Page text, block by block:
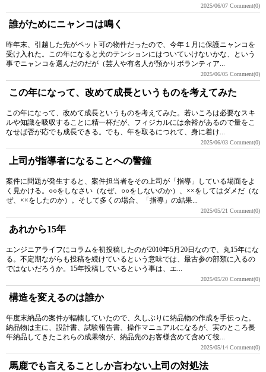
2025/06/07 Comment(0)
誰がためにニャンコは鳴く
昨年末、引越した先がペット可の物件だったので、今年１月に保護ニャンコを
受け入れた。この年になると犬のテンションにはついていけないかな、という
事でニャンコを選んだのだが（芸人や有名人が預かりボランティア...
2025/06/05 Comment(0)
この年になって、改めて成長というものを考えてみた
この年になって、改めて成長というものを考えてみた。若いころは必要なスキ
ルや知識を吸収することに精一杯だが、フィジカルには余裕があるので量をこ
なせば否が応でも成長できる。でも、年を取るにつれて、身に着け...
2025/06/03 Comment(0)
上司が指導者になることへの警鐘
案件に問題が発生すると、案件担当者をその上司が「指導」している場面をよ
く見かける。○○をしなさい（なぜ、○○をしないのか）、××をしてはダメだ（な
ぜ、××をしたのか）。そして多くの場合、「指導」の結果...
2025/05/21 Comment(0)
あれから15年
エンジニアライフにコラムを初投稿したのが2010年5月20日なので、丸15年にな
る。不定期ながらも投稿を続けているという意味では、最古参の部類に入るの
ではないだろうか。15年投稿しているという事は、エ...
2025/05/20 Comment(0)
構造を変えるのは誰か
年度末納品の案件が輻輳していたので、久しぶりに納品物の作成を手伝った。
納品物は主に、設計書、試験報告書、操作マニュアルになるが、実のところ長
年納品してきたこれらの成果物が、納品先のお客様含めて含めて役...
2025/05/14 Comment(0)
馬鹿でも言えることしか言わない上司の対処法